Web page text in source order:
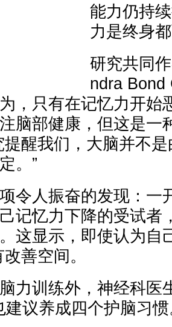
能力仍持
力是终身
研究共同
ndra Bond
，只有在记忆力开始
脑部健康，但这是一
提醒我们，大脑并不
。”
令人振奋的发现：一
记忆力下降的受试者
这显示，即使认为自
善空间。
力训练外，神经科医
建议养成四个护脑习